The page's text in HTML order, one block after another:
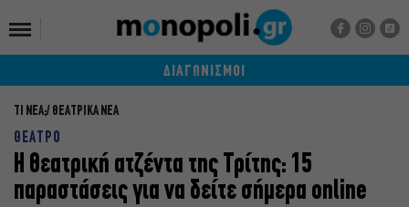
ΔΙΑΓΩΝΙΣΜΟΙ
ΤΙ ΝΕΑ; ΘΕΑΤΡΙΚΑ ΝΕΑ
ΘΕΑΤΡΟ
Η θεατρική ατζέντα της Τρίτης: 15
παραστάσεις για να δείτε σήμερα online